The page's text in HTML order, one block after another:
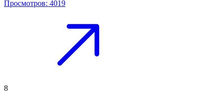
Просмотров: 4019
8